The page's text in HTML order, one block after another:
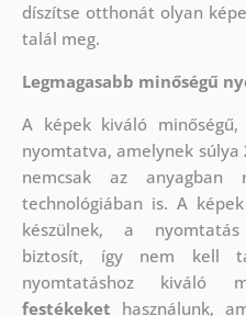
díszítse otthonát olyan
talál meg.
Legmagasabb minőségű
A képek kiváló
nyomtatva, amelynek súlya
nemcsak az
technológiában is. A
készülnek, a
biztosít, így nem kell
nyomtatáshoz kiváló
festékeket használunk,